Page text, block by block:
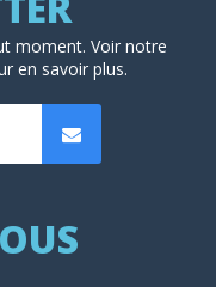
moment. Voir notre
en savoir plus.